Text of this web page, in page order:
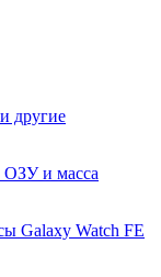
другие
ОЗУ и масса
Galaxy Watch FE